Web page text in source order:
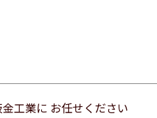
工業に お任せください